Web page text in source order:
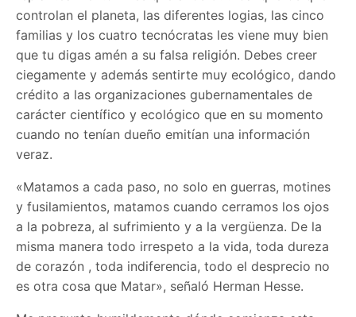
controlan el planeta, las diferentes logias, las cinco
familias y los cuatro tecnócratas les viene muy bien
que tu digas amén a su falsa religión. Debes creer
ciegamente y además sentirte muy ecológico, dando
crédito a las organizaciones gubernamentales de
carácter científico y ecológico que en su momento
cuando no tenían dueño emitían una información
veraz.
«Matamos a cada paso, no solo en guerras, motines
y fusilamientos, matamos cuando cerramos los ojos
a la pobreza, al sufrimiento y a la vergüenza. De la
misma manera todo irrespeto a la vida, toda dureza
de corazón , toda indiferencia, todo el desprecio no
es otra cosa que Matar», señaló Herman Hesse.